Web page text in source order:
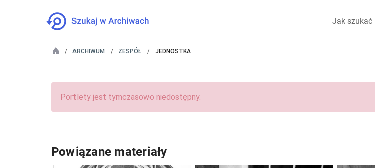
Jak szukać
ARCHIWUM ZESPÓŁ JEDNOSTKA
Portlety jest tymczasowo niedostępny.
Powiązane materiały